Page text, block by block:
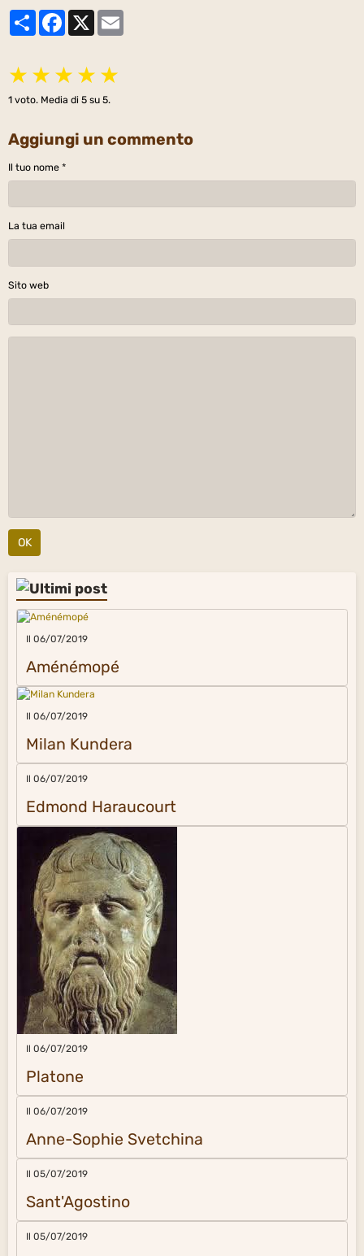
PartagerFacebook
X
★ ★ ★ ★ ★
1 voto. Media di 5 su 5.
Aggiungi un commento
Il tuo nome
La tua email
Sito web
OK
Il 06/07/2019
Aménémopé
Il 06/07/2019
Milan Kundera
Il 06/07/2019
Edmond Haraucourt
Il 06/07/2019
Platone
Il 06/07/2019
Anne-Sophie Svetchina
Il 05/07/2019
Sant'Agostino
Il 05/07/2019